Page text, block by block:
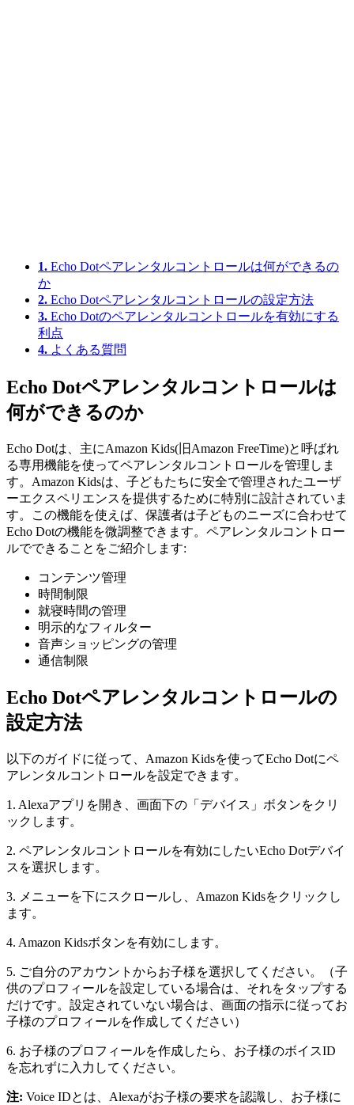
1. Echo Dotペアレンタルコントロールは何ができるの
か
2. Echo Dotペアレンタルコントロールの設定方法
3. Echo Dotのペアレンタルコントロールを有効にする
利点
4. よくある質問
Echo Dotペアレンタルコントロールは
何ができるのか
Echo Dotは、主にAmazon Kids(旧Amazon FreeTime)と呼ばれ
る専用機能を使ってペアレンタルコントロールを管理しま
す。Amazon Kidsは、子どもたちに安全で管理されたユーザ
ーエクスペリエンスを提供するために特別に設計されていま
す。この機能を使えば、保護者は子どものニーズに合わせて
Echo Dotの機能を微調整できます。ペアレンタルコントロー
ルでできることをご紹介します:
コンテンツ管理
時間制限
就寝時間の管理
明示的なフィルター
音声ショッピングの管理
通信制限
Echo Dotペアレンタルコントロールの
設定方法
以下のガイドに従って、Amazon Kidsを使ってEcho Dotにペ
アレンタルコントロールを設定できます。
1. Alexaアプリを開き、画面下の「デバイス」ボタンをクリ
ックします。
2. ペアレンタルコントロールを有効にしたいEcho Dotデバイ
スを選択します。
3. メニューを下にスクロールし、Amazon Kidsをクリックし
ます。
4. Amazon Kidsボタンを有効にします。
5. ご自分のアカウントからお子様を選択してください。（子
供のプロフィールを設定している場合は、それをタップする
だけです。設定されていない場合は、画面の指示に従ってお
子様のプロフィールを作成してください）
6. お子様のプロフィールを作成したら、お子様のボイスID
を忘れずに入力してください。
注: Voice IDとは、Alexaがお子様の要求を認識し、お子様に